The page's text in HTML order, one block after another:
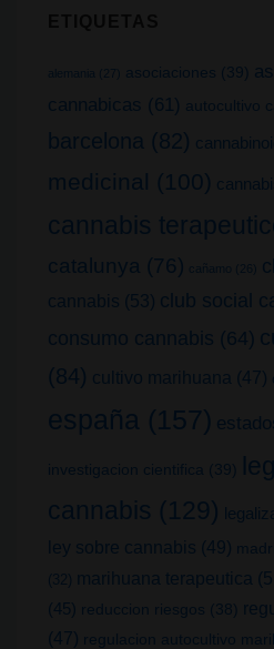
alemania (27) asociaciones (39)
cannabicas (61) autocultivo
barcelona (82)
medicinal (100)
cannabis
catalunya (76) cañamo (26)
cannabis (53) club social
consumo cannabis (64)
(84) cultivo marihuana (47)
españa (157)
investigacion cientifica (39)
cannabis (129)
ley sobre cannabis (49)
(32)
marihuana terapeutica
(45) reduccion riesgos (38)
(47) regulacion autocultivo